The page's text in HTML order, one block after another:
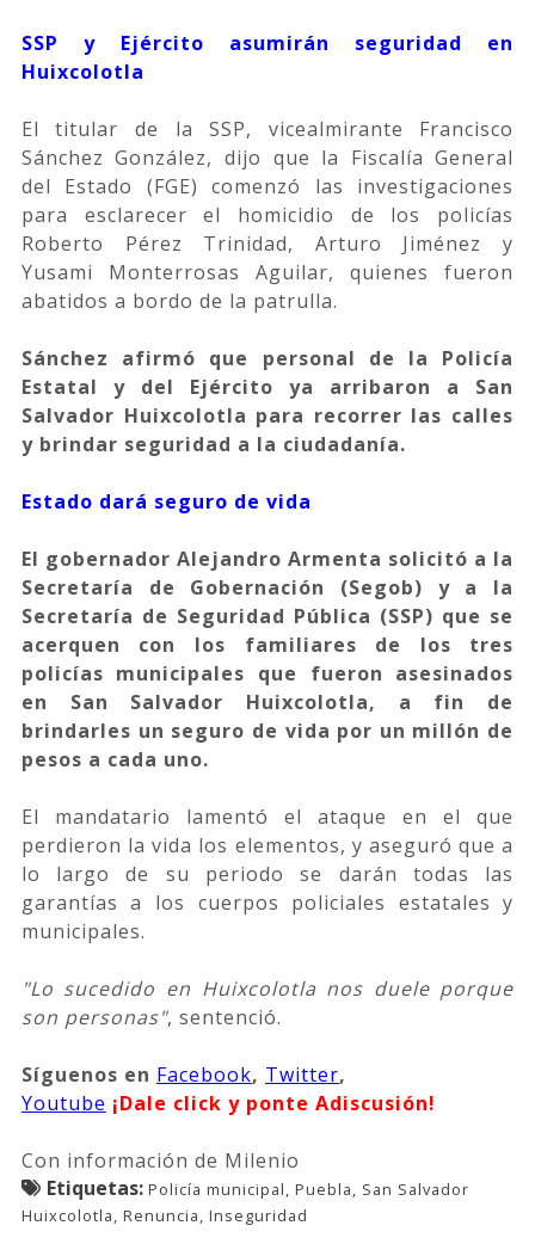
SSP y Ejército asumirán seguridad en
Huixcolotla
El titular de la SSP, vicealmirante Francisco
Sánchez González, dijo que la Fiscalía General
del Estado (FGE) comenzó las investigaciones
para esclarecer el homicidio de los policías
Roberto Pérez Trinidad, Arturo Jiménez y
Yusami Monterrosas Aguilar, quienes fueron
abatidos a bordo de la patrulla.
Sánchez afirmó que personal de la Policía
Estatal y del Ejército ya arribaron a San
Salvador Huixcolotla para recorrer las calles
y brindar seguridad a la ciudadanía.
Estado dará seguro de vida
El gobernador Alejandro Armenta solicitó a la
Secretaría de Gobernación (Segob) y a la
Secretaría de Seguridad Pública (SSP) que se
acerquen con los familiares de los tres
policías municipales que fueron asesinados
en San Salvador Huixcolotla, a fin de
brindarles un seguro de vida por un millón de
pesos a cada uno.
El mandatario lamentó el ataque en el que
perdieron la vida los elementos, y aseguró que a
lo largo de su periodo se darán todas las
garantías a los cuerpos policiales estatales y
municipales.
"Lo sucedido en Huixcolotla nos duele porque
son personas", sentenció.
Síguenos en Facebook, Twitter,
Youtube ¡Dale click y ponte Adiscusión!
Con información de Milenio
Etiquetas: Policía municipal, Puebla, San Salvador
Huixcolotla, Renuncia, Inseguridad